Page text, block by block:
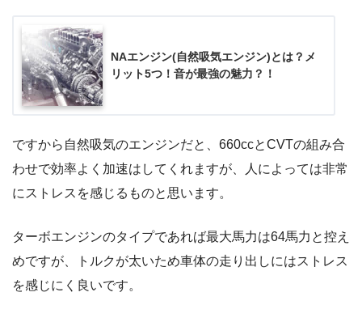
NAエンジン(自然吸気エンジン)とは？メ
リット5つ！音が最強の魅力？！
ですから自然吸気のエンジンだと、660ccとCVTの組み合
わせで効率よく加速はしてくれますが、人によっては非常
にストレスを感じるものと思います。
ターボエンジンのタイプであれば最大馬力は64馬力と控え
めですが、トルクが太いため車体の走り出しにはストレス
を感じにく良いです。